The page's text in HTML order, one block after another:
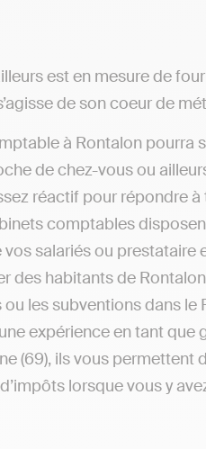
est en mesure de
de son coeur de
à Rontalon pourra
de chez-vous ou
réactif pour répondre
comptables
salariés ou
des habitants de
les subventions dans le
expérience en tant
(69), ils vous
lorsque vous y